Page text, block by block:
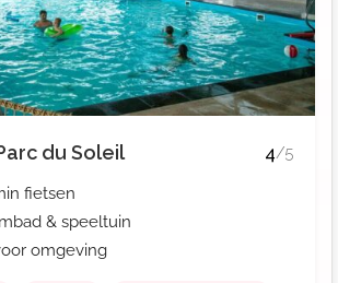
du Soleil 4/5
fietsen
& speeltuin
omgeving